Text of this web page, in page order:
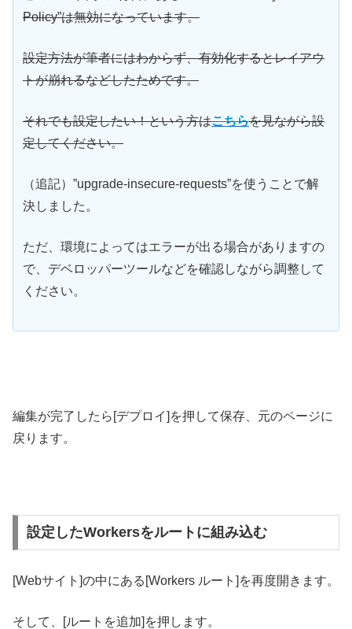
Policy”は無効になっています。
設定方法が筆者にはわからず、有効化するとレイアウ
トが崩れるなどしたためです。
それでも設定したい！という方はこちらを見ながら設
定してください。
（追記）”upgrade-insecure-requests”を使うことで解
決しました。
ただ、環境によってはエラーが出る場合がありますの
で、デベロッパーツールなどを確認しながら調整して
ください。
編集が完了したら[デプロイ]を押して保存、元のページに
戻ります。
設定したWorkersをルートに組み込む
[Webサイト]の中にある[Workers ルート]を再度開きます。
そして、[ルートを追加]を押します。